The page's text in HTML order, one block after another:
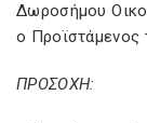
Δωροσήμου
ο Προϊστάμενος
ΠΡΟΣΟΧΗ: